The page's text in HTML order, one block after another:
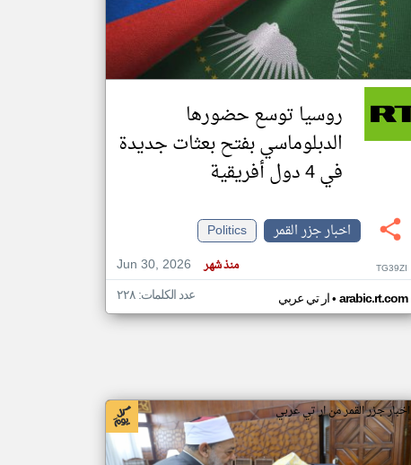
تغيير الدولة
اخبار جزر القمر على مدار الساعة
أهم اخبار جزر القمر العاجلة والمباشرة
روسيا توسع حضورها
الدبلوماسي بفتح بعثات جديدة
في 4 دول أفريقية
اخبار جزر القمر
Politics
Jun 30, 2026
منذ شهر TG39ZI
ار تي عربي• arabic.rt.com عدد الكلمات: ٢٢٨
اخبار جزر القمر من ار تي عربي
klyoum.com